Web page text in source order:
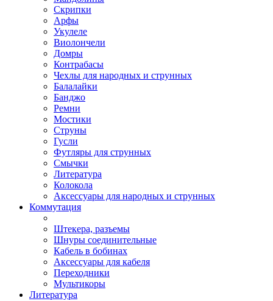
Скрипки
Арфы
Укулеле
Виолончели
Домры
Контрабасы
Чехлы для народных и струнных
Балалайки
Банджо
Ремни
Мостики
Струны
Гусли
Футляры для струнных
Смычки
Литература
Колокола
Аксессуары для народных и струнных
Коммутация
Штекера, разъемы
Шнуры соединительные
Кабель в бобинах
Аксессуары для кабеля
Переходники
Мультикоры
Литература